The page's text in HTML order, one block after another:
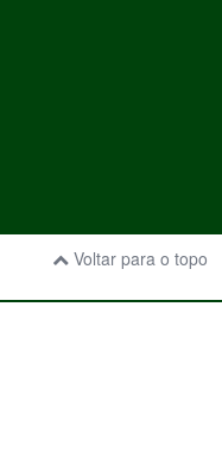
Voltar para o topo